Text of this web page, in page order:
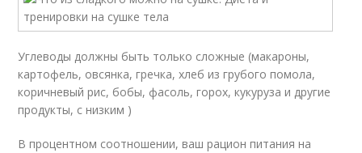
Углеводы должны быть только сложные (макароны,
картофель, овсянка, гречка, хлеб из грубого помола,
коричневый рис, бобы, фасоль, горох, кукуруза и другие
продукты, с низким )
В процентном соотношении, ваш рацион питания на